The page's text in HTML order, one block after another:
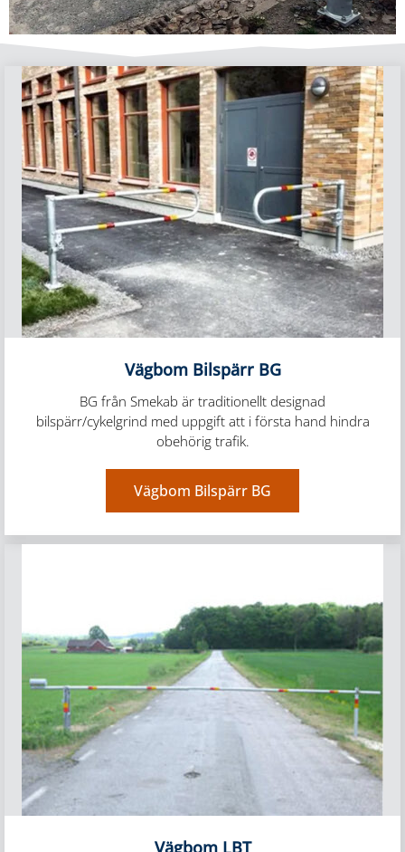
Vägbom Bilspärr BG
BG från Smekab är traditionellt designad
bilspärr/cykelgrind med uppgift att i första hand hindra
obehörig trafik.
Vägbom Bilspärr BG
Vägbom LBT